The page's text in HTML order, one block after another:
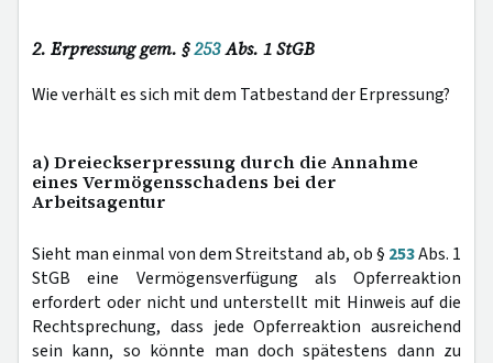
2. Erpressung gem. §253Abs. 1 StGB
Wie verhält es sich mit dem Tatbestand der Erpressung?
a) Dreieckserpressung durch die Annahme
eines Vermögensschadens bei der
Arbeitsagentur
Sieht man einmal von dem Streitstand ab, ob § 253Abs. 1
StGB eine Vermögensverfügung als Opferreaktion
erfordert oder nicht und unterstellt mit Hinweis auf die
Rechtsprechung, dass jede Opferreaktion ausreichend
sein kann, so könnte man doch spätestens dann zu